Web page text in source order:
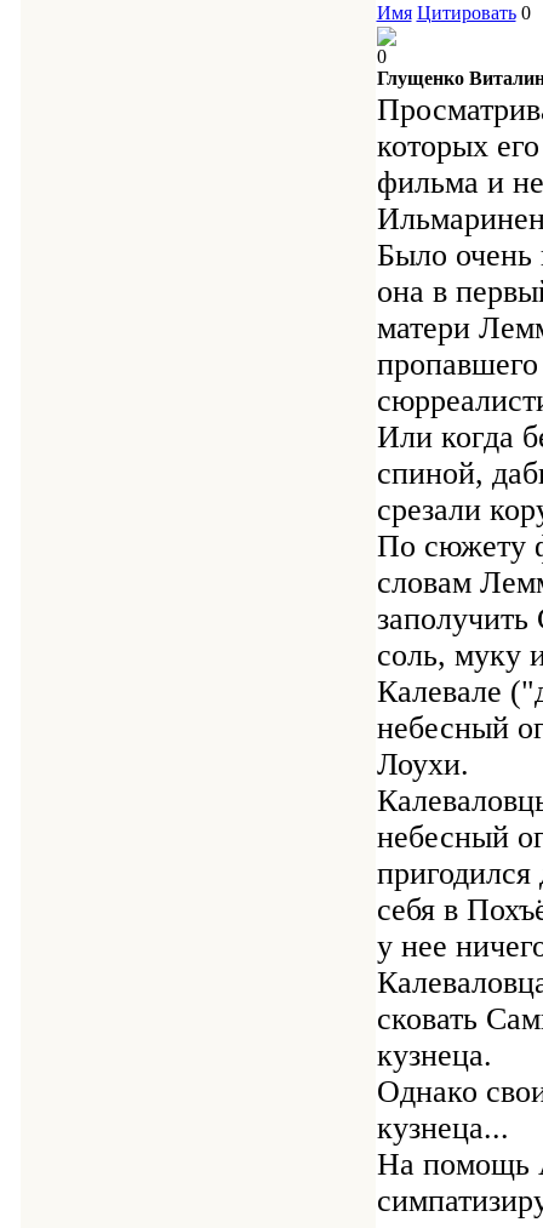
Имя Цитировать 0
0
Глущенко
которых
фильма и
Было очень
она в
матери
Или когда
спиной,
срезали
По сюжету
словам
соль, муку
Калевале
небесный
Лоухи.
небесный
себя в
у нее
сковать
кузнеца.
Однако
кузнеца...
На помощь